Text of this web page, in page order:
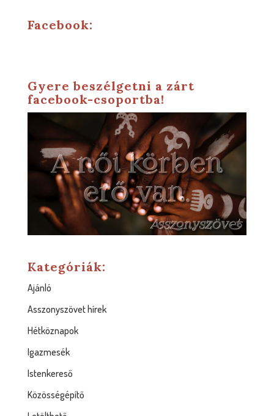
Facebook:
Gyere beszélgetni a zárt
facebook-csoportba!
Kategóriák:
Ajánló
Asszonyszövet hírek
Hétköznapok
Igazmesék
Istenkereső
Közösségépítő